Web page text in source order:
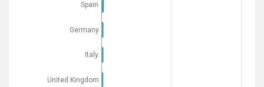
Spain
Germany
Italy
United Kingdom